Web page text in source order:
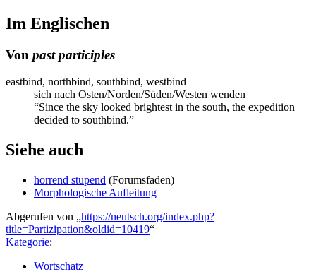
Im Englischen
Von past participles
eastbind, northbind, southbind, westbind
sich nach Osten/Norden/Süden/Westen wenden
“Since the sky looked brightest in the south, the expedition
decided to southbind.”
Siehe auch
horrend stupend (Forumsfaden)
Morphologische Aufleitung
Abgerufen von „https://neutsch.org/index.php?
title=Partizipation&oldid=10419“
Kategorie:
Wortschatz